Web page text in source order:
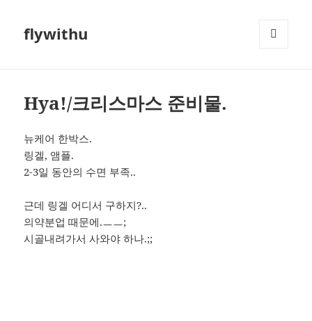
flywithu
Hya!/크리스마스 준비물.
뉴케어 한박스.
링겔, 앰플.
2-3일 동안의 수면 부족..
근데 링겔 어디서 구하지?..
의약분업 때문에.ㅡㅡ;
시골내려가서 사와야 하나.;;